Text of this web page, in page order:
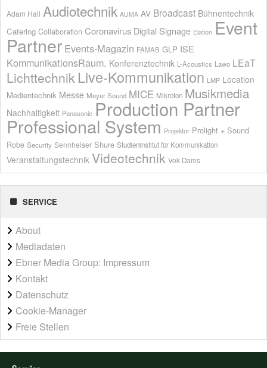
Adam Hall Audiotechnik AUMA AV Broadcast Bühnentechnik
Catering Collaboration Coronavirus Digital Signage Elation Event
Partner Events-Magazin FAMAB GLP ISE
KommunikationsRaum. Konferenztechnik L-Acoustics Lawo LEaT
Lichttechnik Live-Kommunikation LMP Location
Medientechnik Messe Meyer Sound MICE Mikrofon Musikmedia
Nachhaltigkeit Panasonic Production Partner
Professional System Projektor Prolight + Sound
Robe Security Sennheiser Shure Studieninstitut für Kommunikation
Veranstaltungstechnik Videotechnik Vok Dams
SERVICE
About
Mediadaten
Ebner Media Group: Impressum
Kontakt
Datenschutz
Cookie-Manager
Freie Stellen